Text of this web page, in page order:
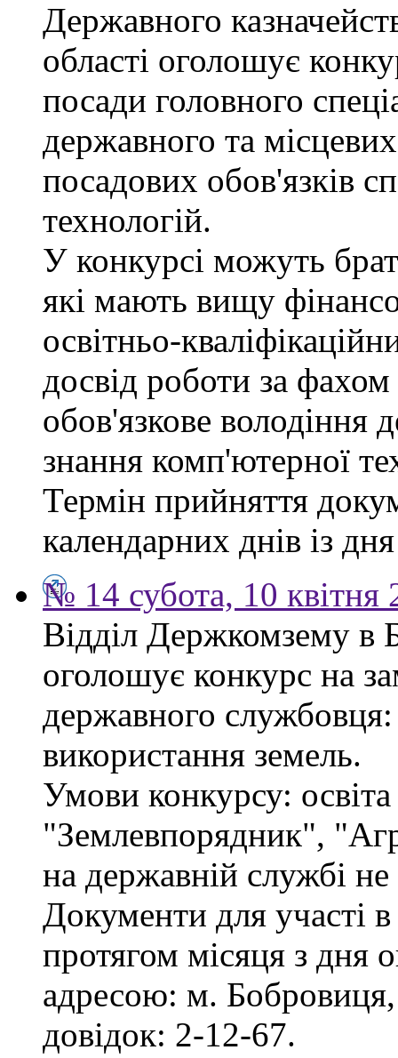
Державного
області оголошує
посади головного
державного та
посадових обов'язків
технологій.
У конкурсі можуть
які мають вищу
освітньо-
досвід роботи за
обов'язкове
знання комп'ютерної
Термін прийняття
календарних днів із
№ 14 субота, 10 квітня
Відділ Держкомзему в
оголошує конкурс на
державного службовця:
використання земель.
Умови конкурсу:
"Землевпорядник",
на державній службі
Документи для участі
протягом місяця з дня
адресою: м.
довідок: 2-12-67.